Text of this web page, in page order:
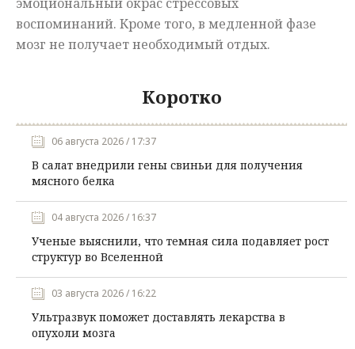
воспоминаний. Кроме того, в медленной фазе
мозг не получает необходимый отдых.
Коротко
06 августа 2026 / 17:37
В салат внедрили гены свиньи для получения
мясного белка
04 августа 2026 / 16:37
Ученые выяснили, что темная сила подавляет рост
структур во Вселенной
03 августа 2026 / 16:22
Ультразвук поможет доставлять лекарства в
опухоли мозга